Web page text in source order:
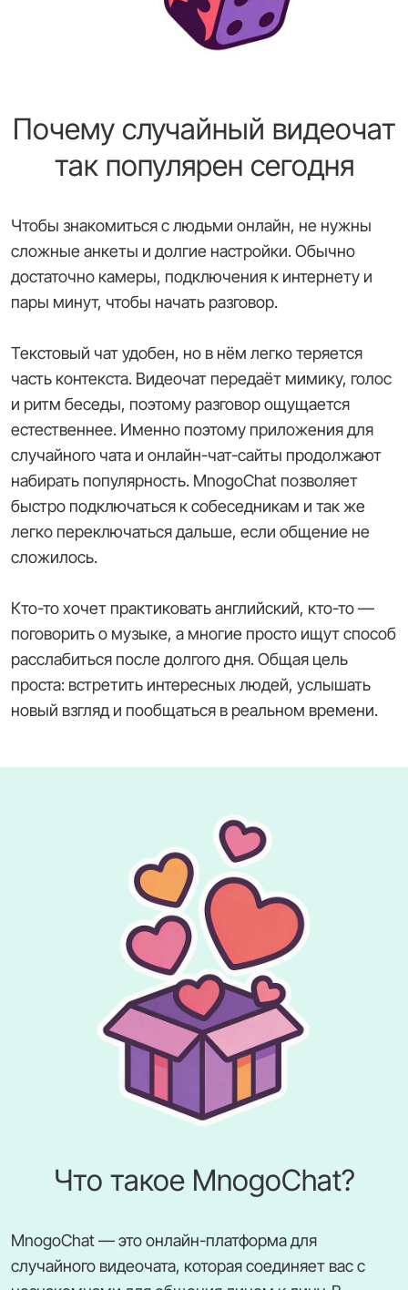
Почему случайный видеочат
так популярен сегодня
Чтобы знакомиться с людьми онлайн, не нужны
сложные анкеты и долгие настройки. Обычно
достаточно камеры, подключения к интернету и
пары минут, чтобы начать разговор.
Текстовый чат удобен, но в нём легко теряется
часть контекста. Видеочат передаёт мимику, голос
и ритм беседы, поэтому разговор ощущается
естественнее. Именно поэтому приложения для
случайного чата и онлайн-чат-сайты продолжают
набирать популярность. MnogoChat позволяет
быстро подключаться к собеседникам и так же
легко переключаться дальше, если общение не
сложилось.
Кто-то хочет практиковать английский, кто-то —
поговорить о музыке, а многие просто ищут способ
расслабиться после долгого дня. Общая цель
проста: встретить интересных людей, услышать
новый взгляд и пообщаться в реальном времени.
Что такое MnogoChat?
MnogoChat — это онлайн-платформа для
случайного видеочата, которая соединяет вас с